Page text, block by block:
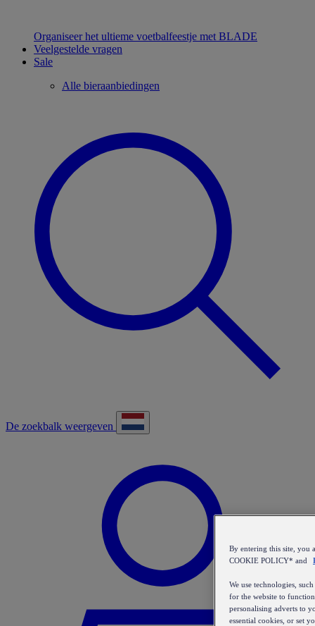
Organiseer het ultieme voetbalfeestje met BLADE
Veelgestelde vragen
Sale
Alle bieraanbiedingen
De zoekbalk weergeven
By entering this site, you
COOKIE POLICY* and
We use technologies,
for the website to
personalising adverts to
essential cookies, or set